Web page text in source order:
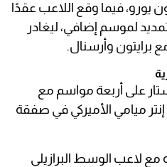
الصفقة 18 مليون يورو، فيما وقع اللاعب عقدًا
لموسم إضافي، ليغادر
برايتون وأرسنال.
على أربعة مواسم مع
إنتر ميامي الأميركي في صفقة
مع لاعب الوسط البرازيلي